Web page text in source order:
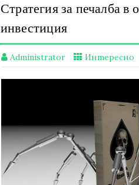
Стратегия за печалба в
инвестиция
Administrator Интересно